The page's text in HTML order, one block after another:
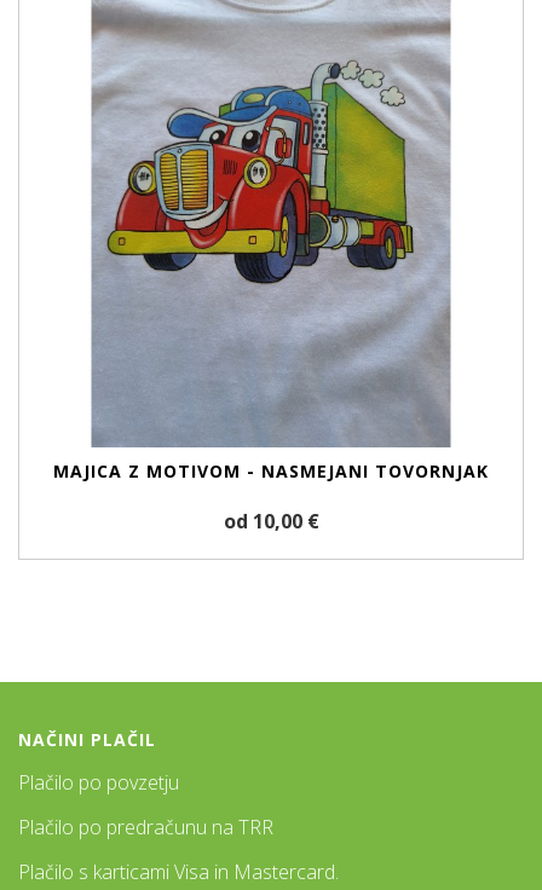
MAJICA Z MOTIVOM - NASMEJANI TOVORNJAK
od 10,00 €
NAČINI PLAČIL
Plačilo po povzetju
Plačilo po predračunu na TRR
Plačilo s karticami Visa in Mastercard.